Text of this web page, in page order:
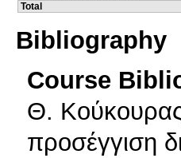
Total
Bibliography
Course
Θ.
προσέγγιση